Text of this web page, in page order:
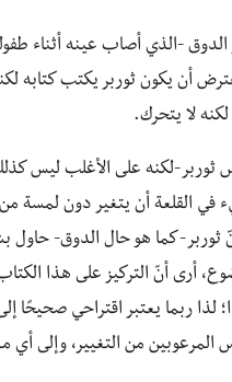
-الذي أصاب عينه أثناء
أن يكون ثوربر يكتب كتابه
لا يتحرك.
ثوربر-لكنه على الأغلب ليس
القلعة أن يتغير دون لمسة
ثوربر-كما هو حال الدوق-
أرى أنّ التركيز على هذا
لذا ربما يعتبر اقتراحي
من التغيير، وإلى